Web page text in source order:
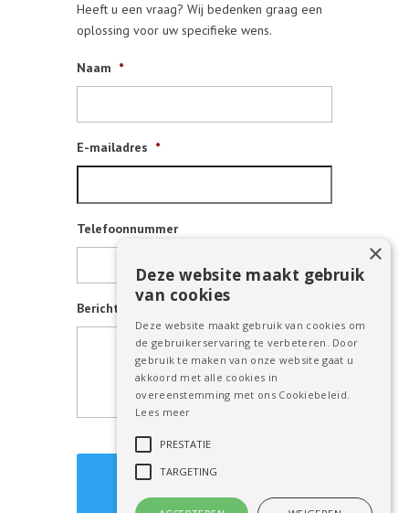
Heeft u een vraag? Wij bedenken graag een
oplossing voor uw specifieke wens.
Naam *
E-mailadres *
Telefoonnummer
Bericht
Deze website maakt gebruik
van cookies
Deze website maakt gebruik van cookies om
de gebruikerservaring te verbeteren. Door
gebruik te maken van onze website gaat u
akkoord met alle cookies in
overeenstemming met ons Cookiebeleid.
Lees meer
PRESTATIE
TARGETING
×